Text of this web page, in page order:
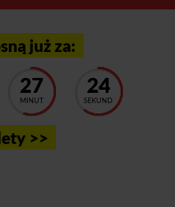
już za:
27
MINUT
20
SEKUND
>>